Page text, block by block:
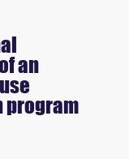
an
program